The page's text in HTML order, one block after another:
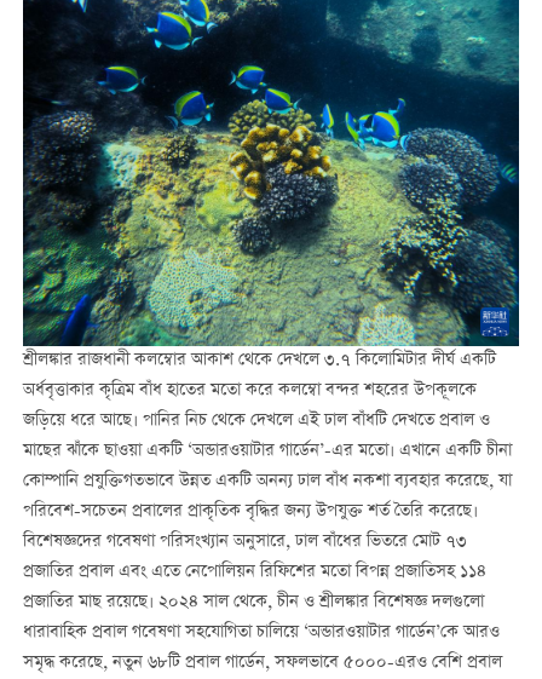
শ্রীলঙ্কার রাজধানী কলম্বোর আকাশ থেকে দেখলে ৩.৭ কিলোমিটার দীর্ঘ একটি
অর্ধবৃত্তাকার কৃত্রিম বাঁধ হাতের মতো করে কলম্বো বন্দর শহরের উপকূলকে
জড়িয়ে ধরে আছে। পানির নিচ থেকে দেখলে এই ঢাল বাঁধটি দেখতে প্রবাল ও
মাছের ঝাঁকে ছাওয়া একটি ‘অন্ডারওয়াটার গার্ডেন’-এর মতো। এখানে একটি চীনা
কোম্পানি প্রযুক্তিগতভাবে উন্নত একটি অনন্য ঢাল বাঁধ নকশা ব্যবহার করেছে, যা
পরিবেশ-সচেতন প্রবালের প্রাকৃতিক বৃদ্ধির জন্য উপযুক্ত শর্ত তৈরি করেছে।
বিশেষজ্ঞদের গবেষণা পরিসংখ্যান অনুসারে, ঢাল বাঁধের ভিতরে মোট ৭৩
প্রজাতির প্রবাল এবং এতে নেপোলিয়ন রিফিশের মতো বিপন্ন প্রজাতিসহ ১১৪
প্রজাতির মাছ রয়েছে। ২০২৪ সাল থেকে, চীন ও শ্রীলঙ্কার বিশেষজ্ঞ দলগুলো
ধারাবাহিক প্রবাল গবেষণা সহযোগিতা চালিয়ে ‘অন্ডারওয়াটার গার্ডেন’কে আরও
সমৃদ্ধ করেছে, নতুন ৬৮টি প্রবাল গার্ডেন, সফলভাবে ৫০০০-এরও বেশি প্রবাল